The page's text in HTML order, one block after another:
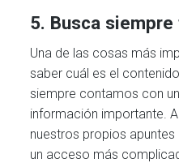
5. Busca
Una de las cosas más
saber cuál es el
siempre contamos con
información importante.
nuestros propios
un acceso más